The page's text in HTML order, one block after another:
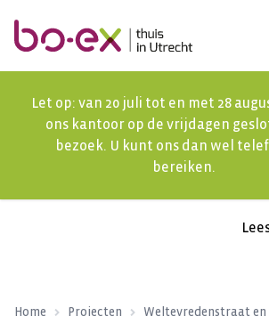
Let op: van 20 juli tot en met 28
ons kantoor op de vrijdagen
bezoek. U kunt ons dan wel
bereiken.
Home Projecten Weltevredenstraat